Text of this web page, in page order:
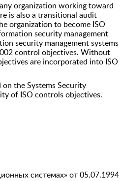
organization working toward
is also a transitional audit
organization to become ISO
security management
security management systems
control objectives. Without
are incorporated into ISO
on the Systems Security
of ISO controls objectives.
системах» от 05.07.1994